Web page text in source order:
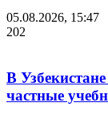
05.08.2026, 15:47
202
В
частные